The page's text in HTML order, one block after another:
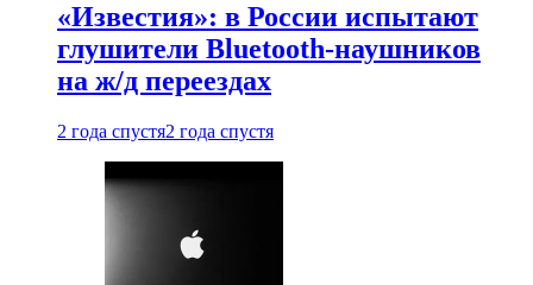
«Известия»: в России испытают
глушители Bluetooth-наушников
на ж/д переездах
2 года спустя2 года спустя